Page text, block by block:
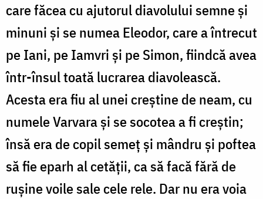
care făcea cu ajutorul diavolului semne și
minuni și se numea Eleodor, care a întrecut
pe Iani, pe Iamvri și pe Simon, fiindcă avea
într-însul toată lucrarea diavolească.
Acesta era fiu al unei creștine de neam, cu
numele Varvara și se socotea a fi creștin;
însă era de copil semeț și mândru și poftea
să fie eparh al cetății, ca să facă fără de
rușine voile sale cele rele. Dar nu era voia